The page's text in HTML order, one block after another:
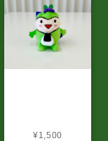
¥1,500